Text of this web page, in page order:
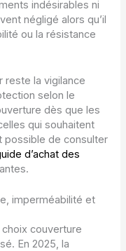
indésirables ni
négligé alors qu’il
ou la résistance
reste la vigilance
selon le
dès que les
qui souhaitent
possible de consulter
d’achat des
imperméabilité et
couverture
En 2025, la